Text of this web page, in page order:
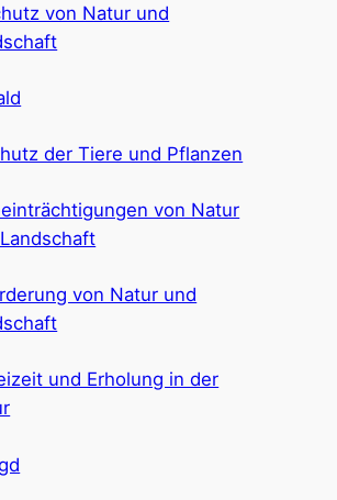
von Natur und
der Tiere und Pflanzen
von Natur
von Natur und
und Erholung in der